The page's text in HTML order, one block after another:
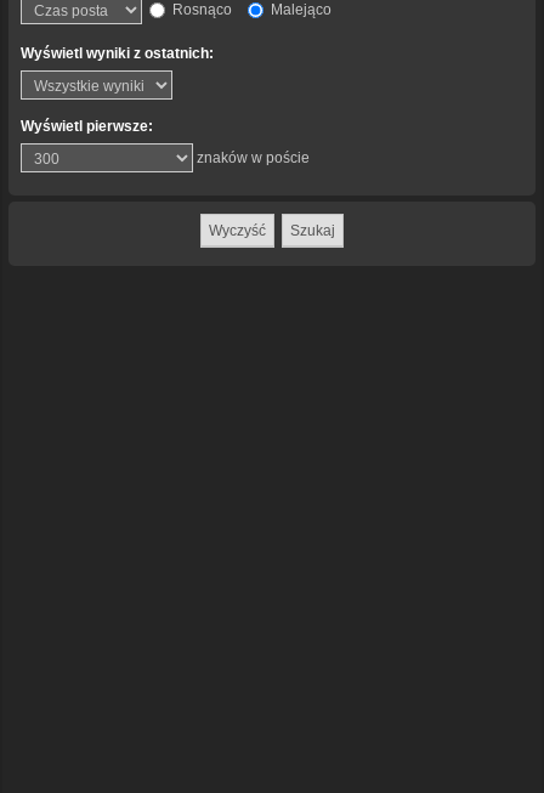
Rosnąco
Malejąco
Wyświetl wyniki z ostatnich:
Wyświetl pierwsze:
znaków w poście